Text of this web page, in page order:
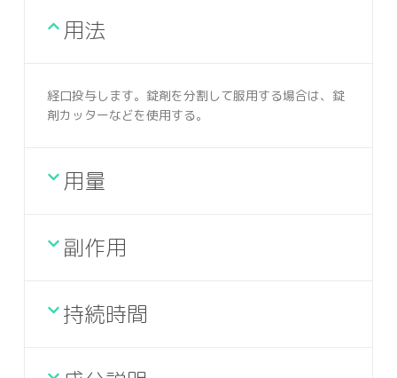
用法
経口投与します。錠剤を分割して服用する場合は、錠
剤カッターなどを使用する。
用量
副作用
持続時間